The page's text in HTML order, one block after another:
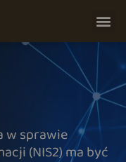
w sprawie
(NIS2) ma być